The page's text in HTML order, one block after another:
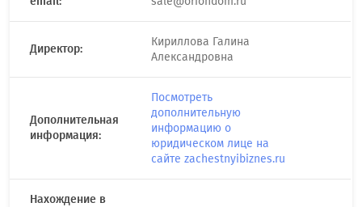
Директор:
Кириллова Галина
Александровна
Дополнительная
информация:
Посмотреть
дополнительную
информацию о
юридическом лице на
сайте zachestnyibiznes.ru
Нахождение в